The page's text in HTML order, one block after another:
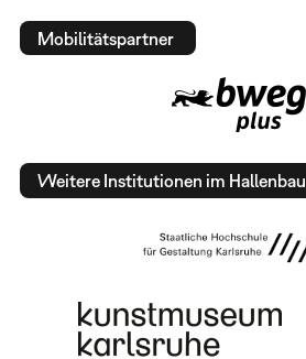
Mobilitätspartner
Weitere Institutionen im Hallenbau